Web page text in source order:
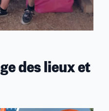
des lieux et